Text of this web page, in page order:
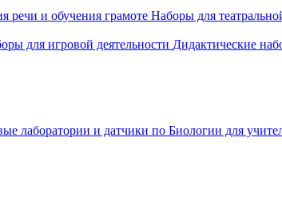
речи и обучения грамоте Наборы для
для игровой деятельности Дидактические
лаборатории и датчики по Биологии для